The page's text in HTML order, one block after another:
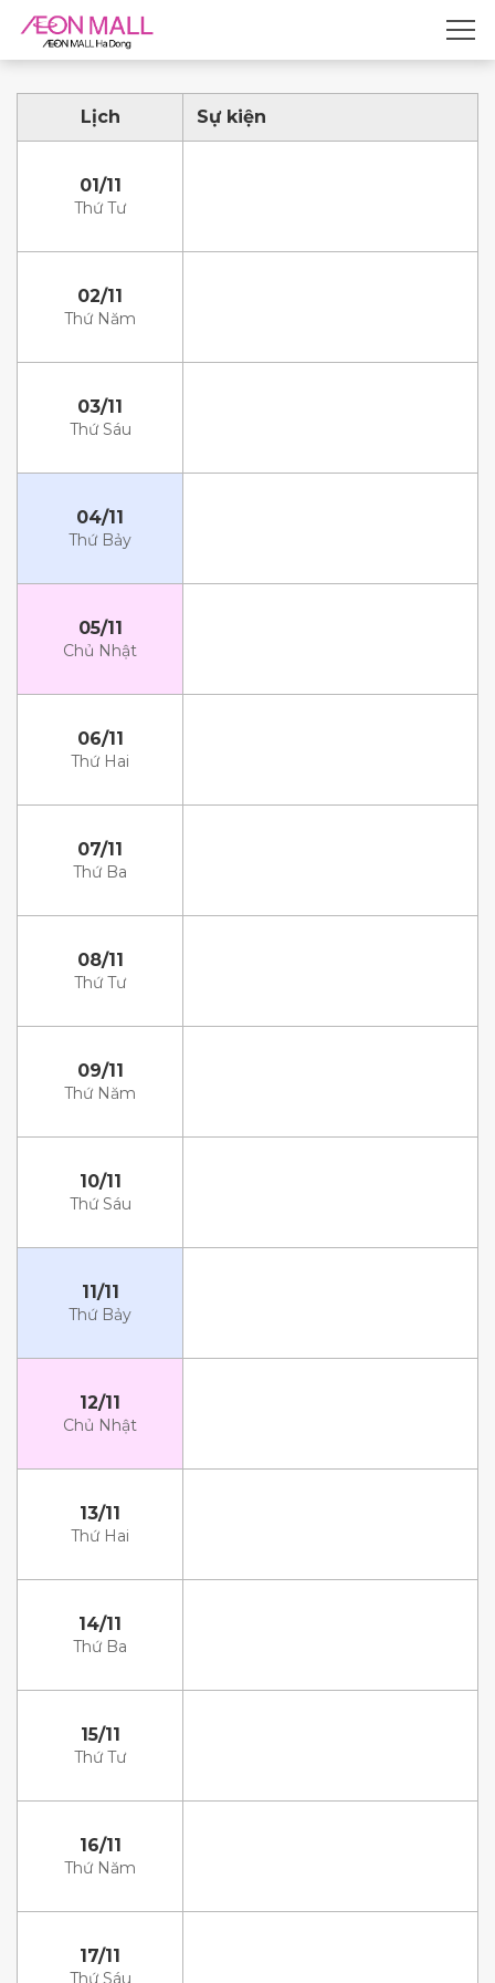
Lịch Sự kiện
01/11
Thứ Tư
02/11
Thứ Năm
03/11
Thứ Sáu
04/11
Thứ Bảy
05/11
Chủ Nhật
06/11
Thứ Hai
07/11
Thứ Ba
08/11
Thứ Tư
09/11
Thứ Năm
10/11
Thứ Sáu
11/11
Thứ Bảy
12/11
Chủ Nhật
13/11
Thứ Hai
14/11
Thứ Ba
15/11
Thứ Tư
16/11
Thứ Năm
17/11
Thứ Sáu